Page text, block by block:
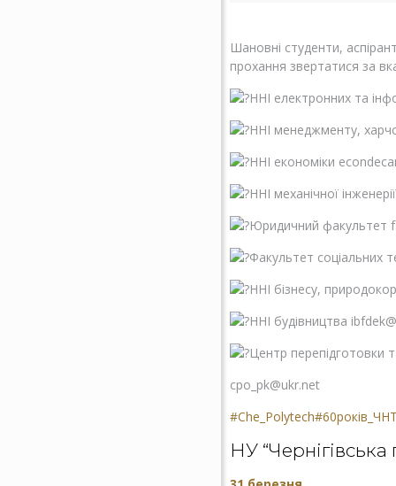
Шановні студенти,
прохання звертатися за
ННІ електронних та
ННІ менеджменту,
ННІ економіки
ННІ механічної
Юридичний факультет
Факультет соціальних
ННІ бізнесу,
ННІ будівництва
Центр перепідготовки
cpo_pk@ukr.net
#Che_Polytech
НУ “Чернігівська